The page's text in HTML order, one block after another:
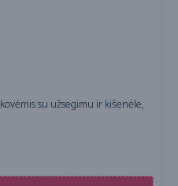
su užsegimu ir kišenėle,